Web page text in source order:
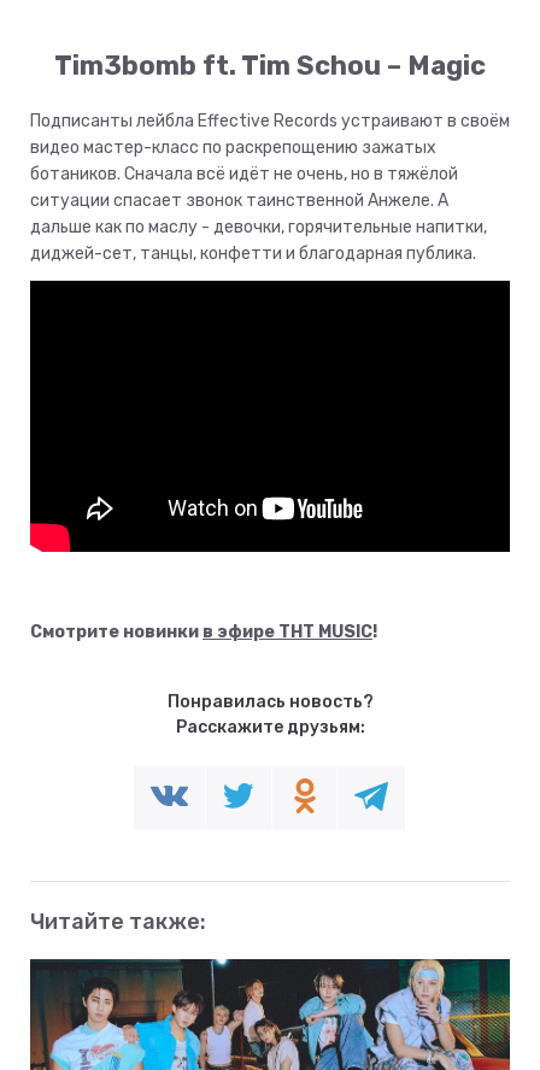
Tim3bomb ft. Tim Schou – Magic
Подписанты лейбла Effective Records устраивают в своём
видео мастер-класс по раскрепощению зажатых
ботаников. Сначала всё идёт не очень, но в тяжёлой
ситуации спасает звонок таинственной Анжеле. А
дальше как по маслу - девочки, горячительные напитки,
диджей-сет, танцы, конфетти и благодарная публика.
Смотрите новинки в эфире ТНТ MUSIC!
Понравилась новость?
Расскажите друзьям:
Читайте также: